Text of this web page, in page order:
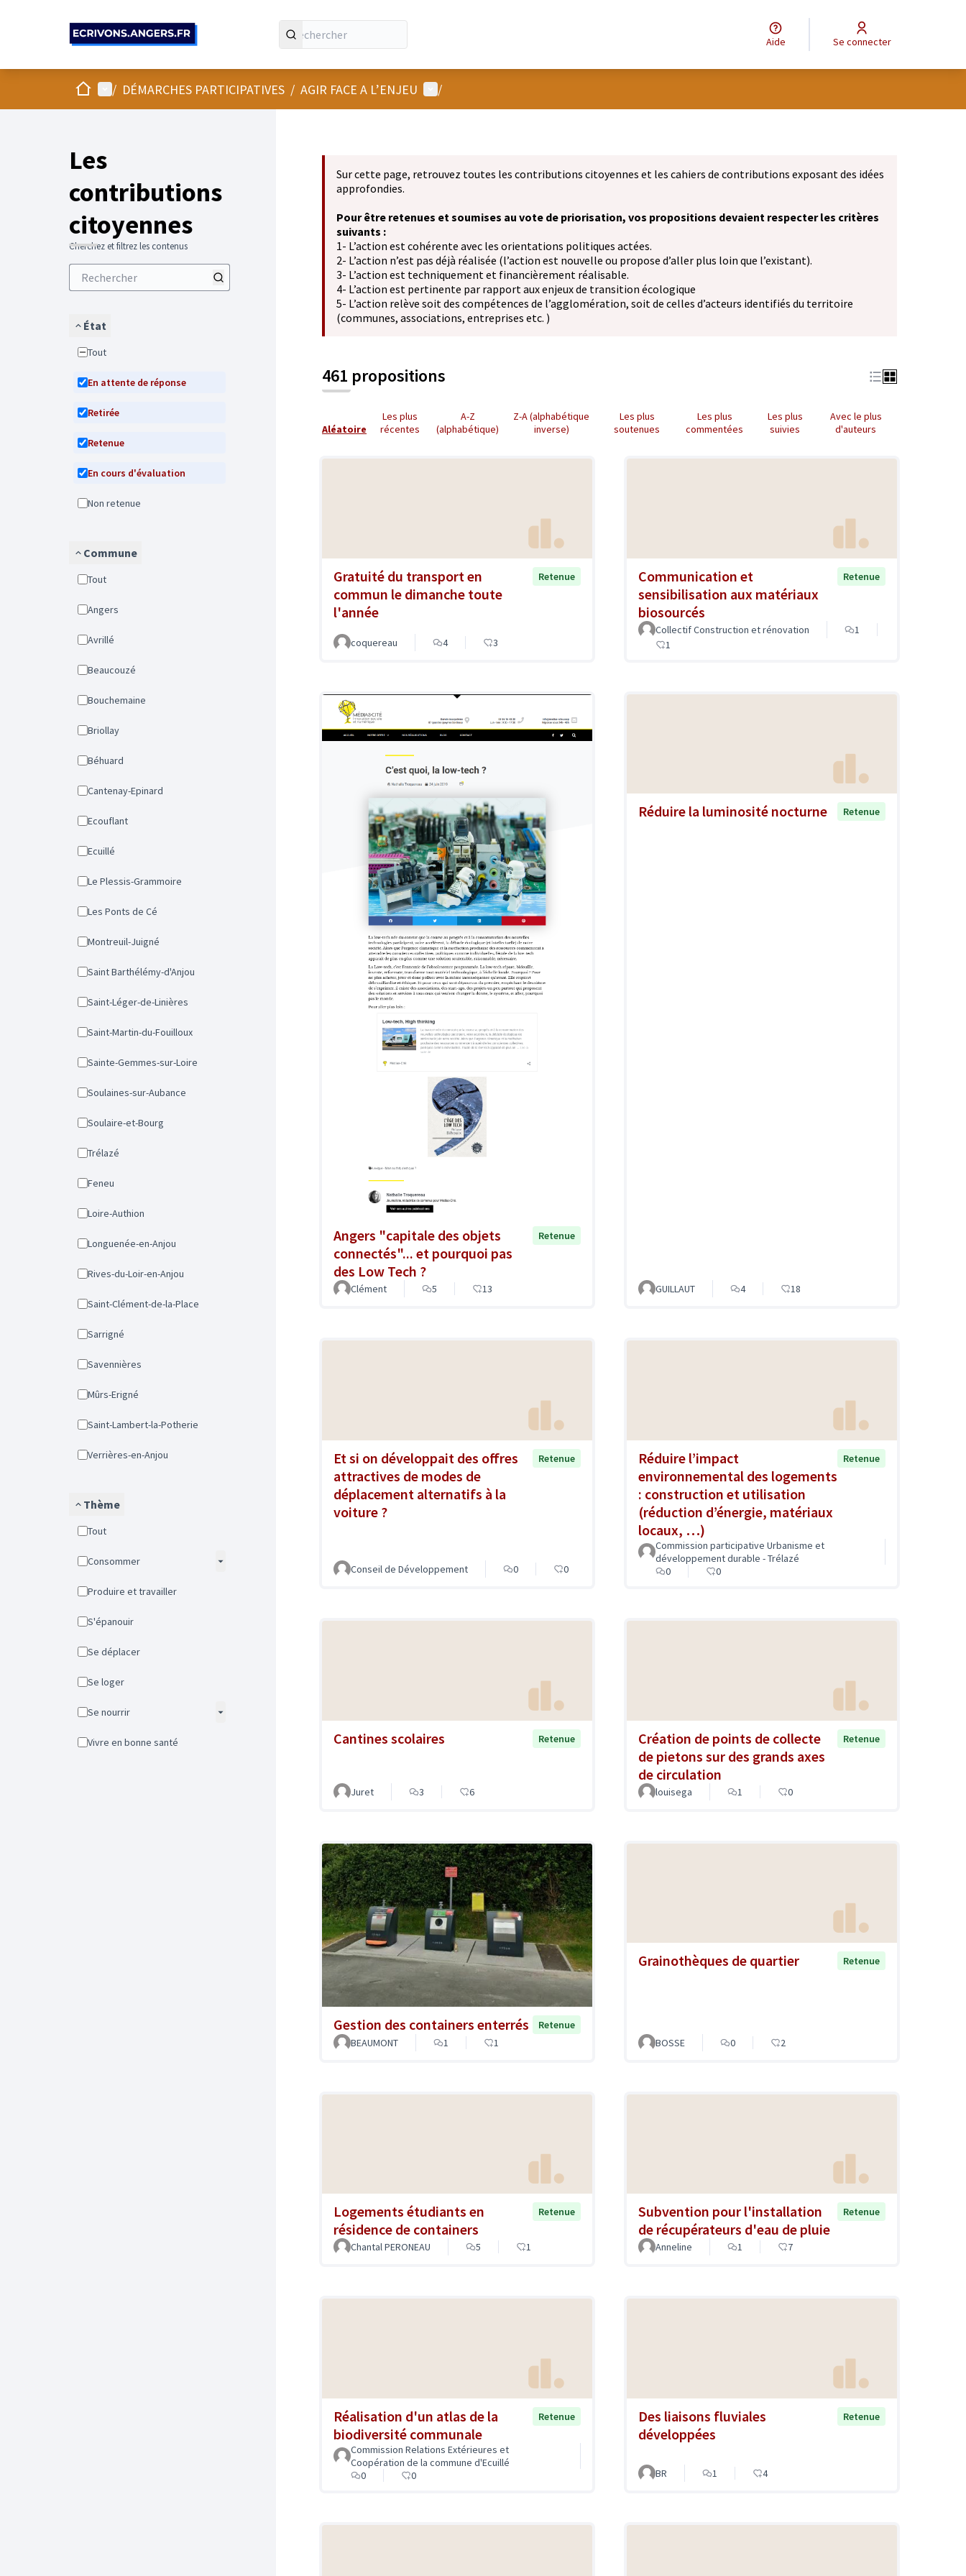
Aide Se connecter
AccueilMenu principal
/ DÉMARCHES PARTICIPATIVES / AGIR FACE A L’ENJEU Menu utilisateur
/
Les
contributions
citoyennes
Cherchez et filtrez les contenus
État
Tout
En attente de réponse
Retirée
Retenue
En cours d'évaluation
Non retenue
Commune
Tout
Angers
Avrillé
Beaucouzé
Bouchemaine
Briollay
Béhuard
Cantenay-Epinard
Ecouflant
Ecuillé
Le Plessis-Grammoire
Les Ponts de Cé
Montreuil-Juigné
Saint Barthélémy-d'Anjou
Saint-Léger-de-Linières
Saint-Martin-du-Fouilloux
Sainte-Gemmes-sur-Loire
Soulaines-sur-Aubance
Soulaire-et-Bourg
Trélazé
Feneu
Loire-Authion
Longuenée-en-Anjou
Rives-du-Loir-en-Anjou
Saint-Clément-de-la-Place
Sarrigné
Savennières
Mûrs-Erigné
Saint-Lambert-la-Potherie
Verrières-en-Anjou
Thème
Tout
Consommer
Produire et travailler
S'épanouir
Se déplacer
Se loger
Se nourrir
Vivre en bonne santé
Sur cette page, retrouvez toutes les contributions citoyennes et les cahiers de contributions exposant des idées
approfondies.
Pour être retenues et soumises au vote de priorisation, vos propositions devaient respecter les critères
suivants :
1- L’action est cohérente avec les orientations politiques actées.
2- L’action n’est pas déjà réalisée (l’action est nouvelle ou propose d’aller plus loin que l’existant).
3- L’action est techniquement et financièrement réalisable.
4- L’action est pertinente par rapport aux enjeux de transition écologique
5- L’action relève soit des compétences de l’agglomération, soit de celles d’acteurs identifiés du territoire
(communes, associations, entreprises etc. )
461 propositions
Aléatoire
Les plus
récentes
A-Z
(alphabétique)
Z-A (alphabétique
inverse)
Les plus
soutenues
Les plus
commentées
Les plus
suivies
Avec le plus
d'auteurs
Gratuité du transport en
commun le dimanche toute
l'année
Retenue
coquereau 4 3
Communication et
sensibilisation aux matériaux
biosourcés
Retenue
Collectif Construction et rénovation
1
1
Angers "capitale des objets
connectés"... et pourquoi pas
des Low Tech ?
Retenue
Clément 5 13
Réduire la luminosité nocturne Retenue
GUILLAUT 4 18
Et si on développait des offres
attractives de modes de
déplacement alternatifs à la
voiture ?
Retenue
Conseil de Développement 0 0
Réduire l’impact
environnemental des logements
: construction et utilisation
(réduction d’énergie, matériaux
locaux, …)
Retenue
Commission participative Urbanisme et
développement durable - Trélazé
0
0
Cantines scolaires Retenue
Juret 3 6
Création de points de collecte
de pietons sur des grands axes
de circulation
Retenue
louisega 1 0
Gestion des containers enterrés
Retenue
BEAUMONT
1 1
Grainothèques de quartier Retenue
BOSSE 0 2
Logements étudiants en
résidence de containers
Retenue
Chantal PERONEAU 5 1
Subvention pour l'installation
de récupérateurs d'eau de pluie
Retenue
Anneline 1 7
Réalisation d'un atlas de la
biodiversité communale
Retenue
Commission Relations Extérieures et
Coopération de la commune d'Ecuillé
0
0
Des liaisons fluviales
développées
Retenue
BR 1 4